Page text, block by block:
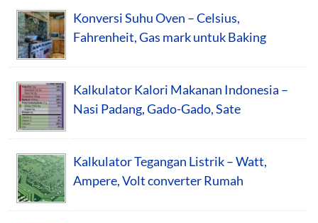
Konversi Suhu Oven – Celsius,
Fahrenheit, Gas mark untuk Baking
Kalkulator Kalori Makanan Indonesia –
Nasi Padang, Gado-Gado, Sate
Kalkulator Tegangan Listrik – Watt,
Ampere, Volt converter Rumah